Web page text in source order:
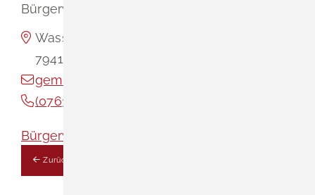
Bürgerverein Schliengen e.V.
Wasserschloss Entenstein
79418
gemeinde@schliengen.de
(07635) 31
Bürgervereine
Zurück